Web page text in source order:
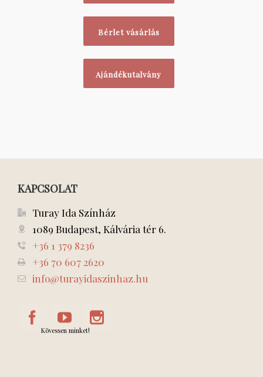
Bérlet vásárlás
Ajándékutalvány
KAPCSOLAT
Turay Ida Színház
1089 Budapest, Kálvária tér 6.
+36 1 379 8236
+36 70 607 2620
info@turayidaszinhaz.hu
Kövessen minket!